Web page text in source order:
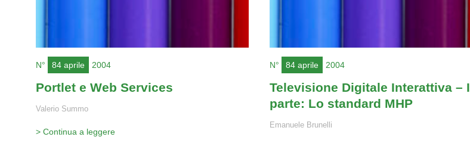
N° 84 aprile 2004
Portlet e Web Services
Valerio Summo
> Continua a leggere
N° 84 aprile 2004
Televisione Digitale Interattiva – I
parte: Lo standard MHP
Emanuele Brunelli